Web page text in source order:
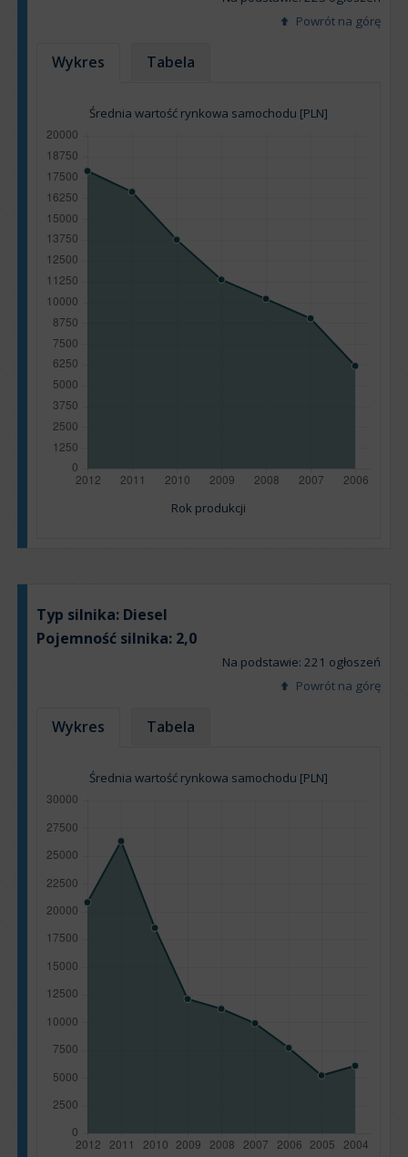
Powrót na górę
Wykres Tabela
Średnia wartość rynkowa samochodu [PLN]
Rok produkcji
Typ silnika: Diesel
Pojemność silnika: 2,0
Na podstawie: 221 ogłoszeń
Powrót na górę
Wykres Tabela
Średnia wartość rynkowa samochodu [PLN]